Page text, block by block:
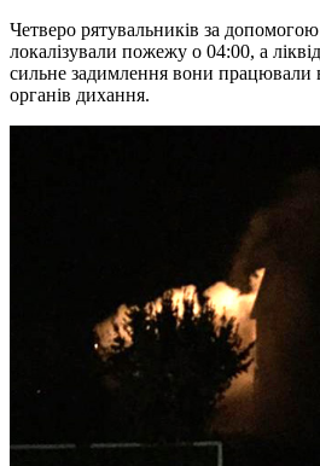
Четверо рятувальників за
локалізували пожежу о 04:00, а
сильне задимлення вони працювали
органів дихання.